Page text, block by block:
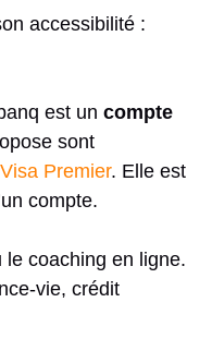
accessibilité :
est un compte
sont
Visa Premier. Elle est
compte.
coaching en ligne.
vie, crédit